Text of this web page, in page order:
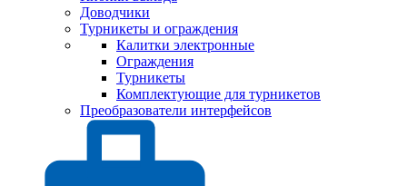
Доводчики
Турникеты и ограждения
Калитки электронные
Ограждения
Турникеты
Комплектующие для турникетов
Преобразователи интерфейсов